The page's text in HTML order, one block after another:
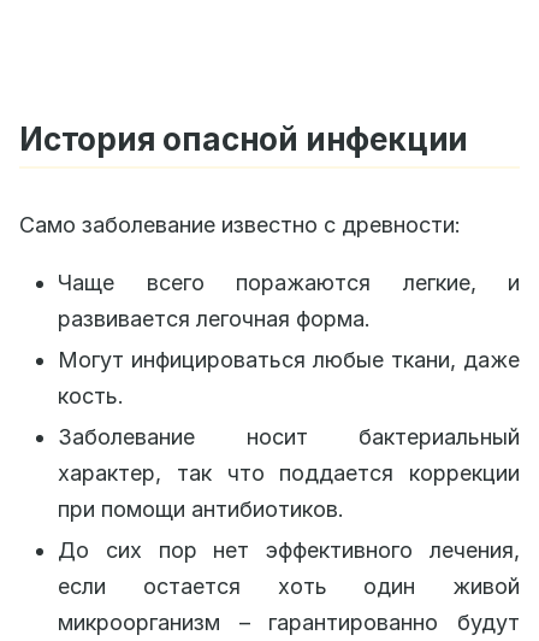
История опасной инфекции
Само заболевание известно с древности:
Чаще всего поражаются легкие, и
развивается легочная форма.
Могут инфицироваться любые ткани, даже
кость.
Заболевание носит бактериальный
характер, так что поддается коррекции
при помощи антибиотиков.
До сих пор нет эффективного лечения,
если остается хоть один живой
микроорганизм – гарантированно будут